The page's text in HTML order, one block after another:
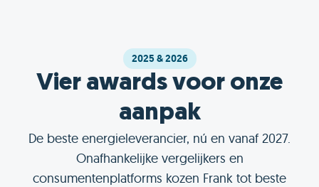
2025 & 2026
Vier awards voor onze
aanpak
De beste energieleverancier, nú en vanaf 2027.
Onafhankelijke vergelijkers en
consumentenplatforms kozen Frank tot beste